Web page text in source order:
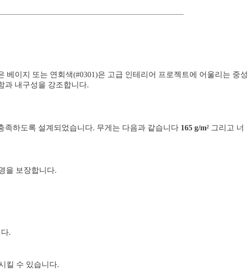
이지 또는 연회색(#0301)은 고급 인테리어 프로젝트에 어울리는 중성
과 내구성을 강조합니다.
족하도록 설계되었습니다. 무게는 다음과 같습니다 165 g/m² 그리고 너
을 보장합니다.
.
킬 수 있습니다.